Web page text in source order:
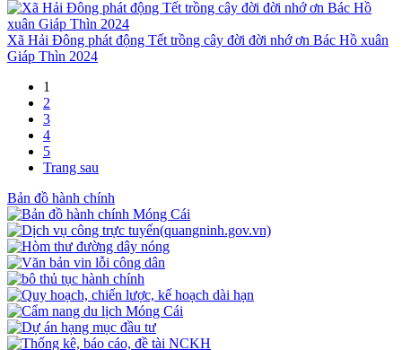
Xã Hải Đông phát động Tết trồng cây đời đời nhớ ơn Bác Hồ xuân
Giáp Thìn 2024
1
2
3
4
5
Trang sau
Bản đồ hành chính